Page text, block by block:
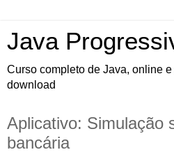
Java
Curso completo de Java, online
download
Aplicativo: Simulação
bancária